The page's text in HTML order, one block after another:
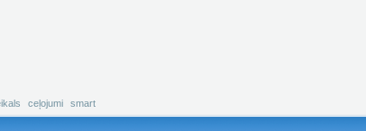
ceļojumi smart